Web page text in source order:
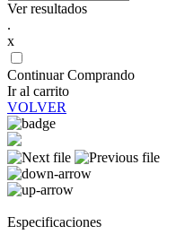
Ver resultados
.
x
Continuar Comprando
Ir al carrito
VOLVER
Especificaciones